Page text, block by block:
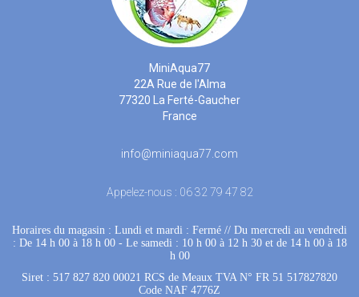
MiniAqua77
22A Rue de l'Alma
77320 La Ferté-Gaucher
France
info@miniaqua77.com
Appelez-nous : 06 32 79 47 82
Horaires du magasin : Lundi et mardi : Fermé // Du mercredi au vendredi
: De 14 h 00 à 18 h 00 - Le samedi : 10 h 00 à 12 h 30 et de 14 h 00 à 18
h 00
Siret : 517 827 820 00021 RCS de Meaux TVA N° FR 51 517827820
Code NAF 4776Z